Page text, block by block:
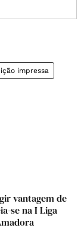
impressa
vantagem de
se na I Liga